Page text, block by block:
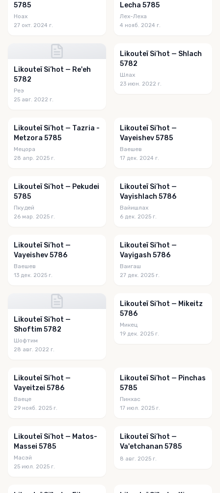
5785
Ноах
27 окт. 2024 г.
Lecha 5785
Лех-Леха
4 нояб. 2024 г.
Likouteï Si’hot — Re'eh
5782
Реэ
25 авг. 2022 г.
Likouteï Si’hot — Shlach
5782
Шлах
23 июн. 2022 г.
Likouteï Si’hot — Tazria -
Metzora 5785
Мецора
28 апр. 2025 г.
Likouteï Si’hot —
Vayeishev 5785
Ваешев
17 дек. 2024 г.
Likouteï Si’hot — Pekudei
5785
Пкудей
26 мар. 2025 г.
Likouteï Si’hot —
Vayishlach 5786
Вайишлах
6 дек. 2025 г.
Likouteï Si’hot —
Vayeishev 5786
Ваешев
13 дек. 2025 г.
Likouteï Si’hot —
Vayigash 5786
Ваигаш
27 дек. 2025 г.
Likouteï Si’hot —
Shoftim 5782
Шофтим
28 авг. 2022 г.
Likouteï Si’hot — Mikeitz
5786
Микец
19 дек. 2025 г.
Likouteï Si’hot —
Vayeitzei 5786
Ваеце
29 нояб. 2025 г.
Likouteï Si’hot — Pinchas
5785
Пинхас
17 июл. 2025 г.
Likouteï Si’hot — Matos-
Massei 5785
Масэй
25 июл. 2025 г.
Likouteï Si’hot —
Va'etchanan 5785
8 авг. 2025 г.